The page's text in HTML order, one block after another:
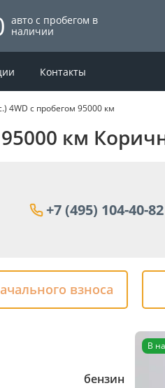
авто с пробегом в
наличии
Контакты
4WD с пробегом 95000 км
95000 км
+7 (495) 104-40-82
взноса
бензин
В